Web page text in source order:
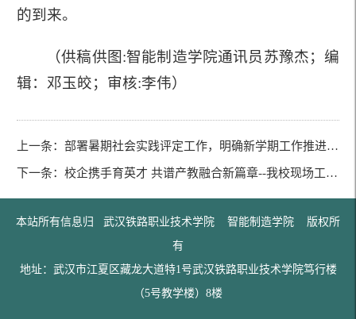
的到来。
（供稿供图:智能制造学院通讯员苏豫杰；编
辑：邓玉皎；审核:李伟）
上一条： 部署暑期社会实践评定工作，明确新学期工作推进方向——智能制造学院召开团支书工作会议
下一条： 校企携手育英才 共谱产教融合新篇章--我校现场工程师班学子赴湖北京山轻工机械股份有限公司顶岗实习
本站所有信息归 武汉铁路职业技术学院 智能制造学院 版权所
有
地址：武汉市江夏区藏龙大道特1号武汉铁路职业技术学院笃行楼
（5号教学楼）8楼